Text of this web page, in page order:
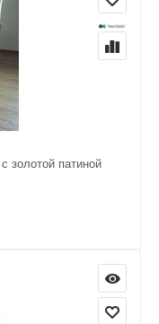
золотой патиной